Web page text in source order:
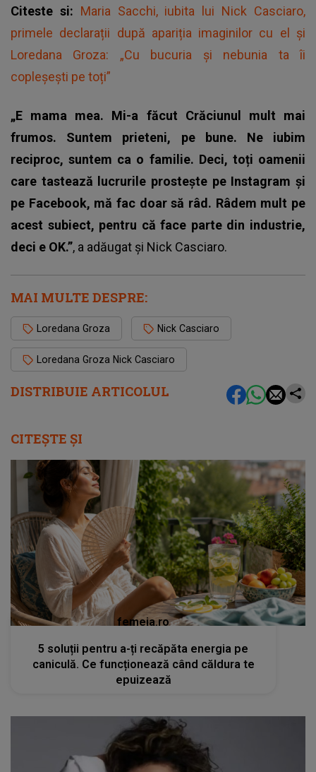
DISTRIBUIE ARTICOLUL
Citeste si: Maria Sacchi, iubita lui Nick Casciaro,
primele declarații după apariția imaginilor cu el și
Loredana Groza: „Cu bucuria și nebunia ta îi
copleșești pe toți”
„E mama mea. Mi-a făcut Crăciunul mult mai
frumos. Suntem prieteni, pe bune. Ne iubim
reciproc, suntem ca o familie. Deci, toți oamenii
care tastează lucrurile prostește pe Instagram și
pe Facebook, mă fac doar să râd. Râdem mult pe
acest subiect, pentru că face parte din industrie,
deci e OK.”, a adăugat și Nick Casciaro.
MAI MULTE DESPRE:
Loredana Groza Nick Casciaro
Loredana Groza Nick Casciaro
CITEȘTE ȘI
femeia.ro
5 soluții pentru a-ți recăpăta energia pe
caniculă. Ce funcționează când căldura te
epuizează